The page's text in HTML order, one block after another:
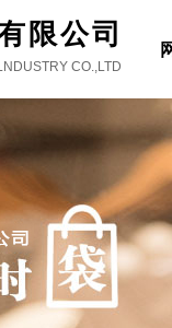
限公司
CO.,LTD